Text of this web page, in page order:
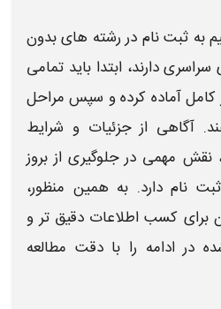
به ثبت نام در رشته‌ های بدون
سراسریدارند، ابتدا باید تمامی
کامل آماده کرده و سپس مراحل
آگاهی از جزئیات و شرایط
مهمی در جلوگیری از بروز
ثبت نامدارد. به همین منظور،
برای کسب اطلاعات دقیق‌ تر و
در ادامه را با دقت مطالعه